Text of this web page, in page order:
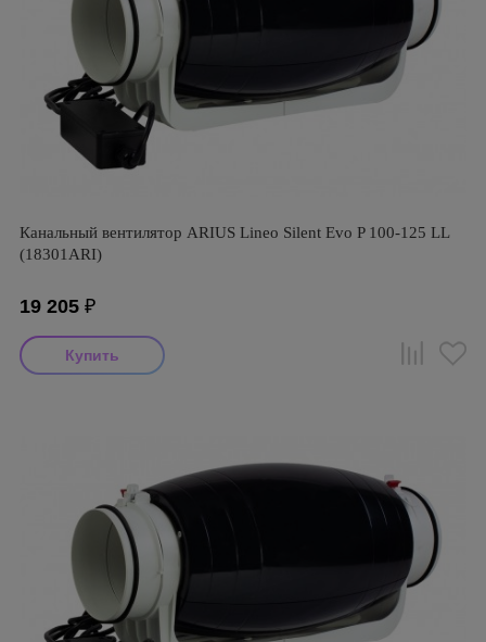
Канальный вентилятор ARIUS Lineo Silent Evo P 100-125 LL
(18301ARI)
19 205 ₽